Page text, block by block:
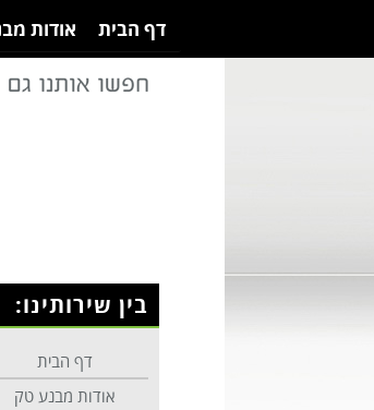
דף הבית אודות
בין שירותינו:
דף הבית
אודות מבנע טק